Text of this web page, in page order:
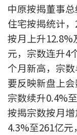
公司动态
按市新闻
统计数据库
按揭快趣智识
按揭智库
中原按揭董事
住宅按揭统计
按月上升12.8%
元，宗数连升4
个月新高，宗
要反映新盘上
宗数续升0.4%
按揭宗数按月
4.3%至261亿元